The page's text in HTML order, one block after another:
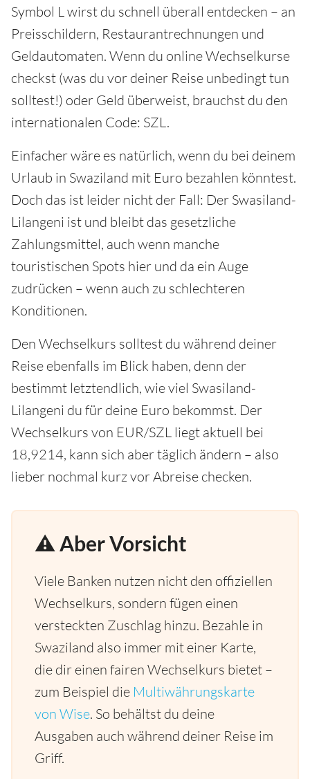
Symbol ‎L wirst du schnell überall entdecken – an
Preisschildern, Restaurantrechnungen und
Geldautomaten. Wenn du online Wechselkurse
checkst (was du vor deiner Reise unbedingt tun
solltest!) oder Geld überweist, brauchst du den
internationalen Code: SZL.
Einfacher wäre es natürlich, wenn du bei deinem
Urlaub in Swaziland mit Euro bezahlen könntest.
Doch das ist leider nicht der Fall: Der Swasiland-
Lilangeni ist und bleibt das gesetzliche
Zahlungsmittel, auch wenn manche
touristischen Spots hier und da ein Auge
zudrücken – wenn auch zu schlechteren
Konditionen.
Den Wechselkurs solltest du während deiner
Reise ebenfalls im Blick haben, denn der
bestimmt letztendlich, wie viel Swasiland-
Lilangeni du für deine Euro bekommst. Der
Wechselkurs von EUR/SZL liegt aktuell bei
18,9214, kann sich aber täglich ändern – also
lieber nochmal kurz vor Abreise checken.
⚠️ Aber Vorsicht
Viele Banken nutzen nicht den offiziellen
Wechselkurs, sondern fügen einen
versteckten Zuschlag hinzu. Bezahle in
Swaziland also immer mit einer Karte,
die dir einen fairen Wechselkurs bietet –
zum Beispiel die Multiwährungskarte
von Wise. So behältst du deine
Ausgaben auch während deiner Reise im
Griff.